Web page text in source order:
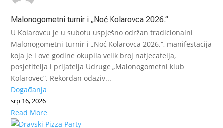
Malonogometni turnir i „Noć Kolarovca 2026.“
U Kolarovcu je u subotu uspješno održan tradicionalni
Malonogometni turnir i „Noć Kolarovca 2026.“, manifestacija
koja je i ove godine okupila velik broj natjecatelja,
posjetitelja i prijatelja Udruge „Malonogometni klub
Kolarovec“. Rekordan odaziv...
Događanja
srp 16, 2026
Read More